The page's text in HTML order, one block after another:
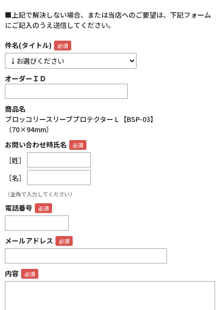
■上記で解決しない場合、または当店へのご要望は、下記フォーム
にご記入のうえ送信してください。
件名(タイトル)
オーダーＩＤ
商品名
ブロッコリースリーブプロテクター L 【BSP-03】
（70×94mm）
お問い合わせ時氏名
［姓］
［名］
（全角で入力してください）
電話番号
メールアドレス
内容